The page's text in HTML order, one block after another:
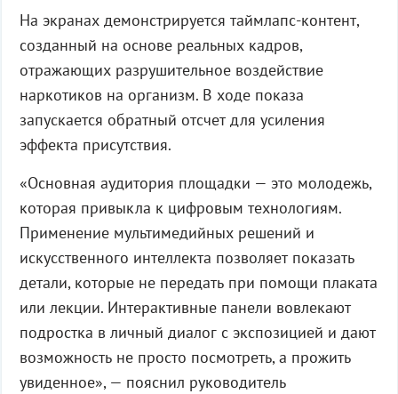
На экранах демонстрируется таймлапс-контент,
созданный на основе реальных кадров,
отражающих разрушительное воздействие
наркотиков на организм. В ходе показа
запускается обратный отсчет для усиления
эффекта присутствия.
«Основная аудитория площадки — это молодежь,
которая привыкла к цифровым технологиям.
Применение мультимедийных решений и
искусственного интеллекта позволяет показать
детали, которые не передать при помощи плаката
или лекции. Интерактивные панели вовлекают
подростка в личный диалог с экспозицией и дают
возможность не просто посмотреть, а прожить
увиденное», — пояснил руководитель